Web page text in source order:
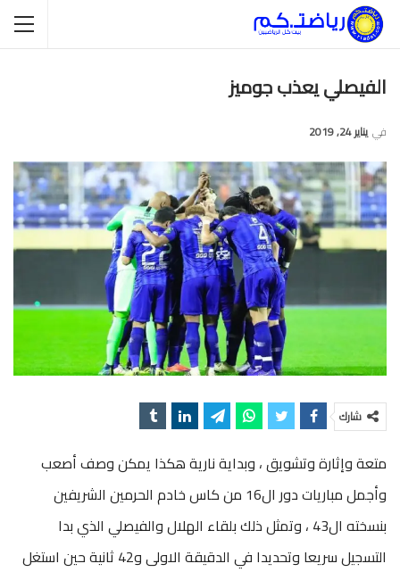
الفيصلي يعذب جوميز
في يناير 24, 2019
شارك
متعة وإثارة وتشويق ، وبداية نارية هكذا يمكن وصف أصعب
وأجمل مباريات دور ال16 من كاس خادم الحرمين الشريفين
بنسخته ال43 ، وتمثل ذلك بلقاء الهلال والفيصلي الذي بدا
التسجيل سريعا وتحديدا في الدقيقة الاولى و42 ثانية حين استغل